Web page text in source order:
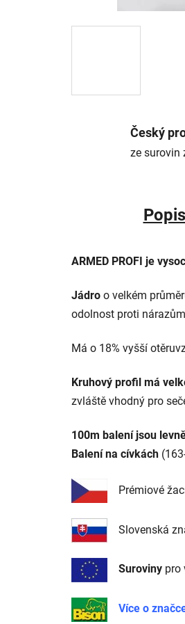
Český
ze surovin
Popis
ARMED PROFI je
Jádro o velkém
odolnost proti
Má o 18% vyšší
Kruhový profil má
zvláště vhodný pro
100m balení jsou
Balení na cívkách
Prémiové
Slovenská
Suroviny pro
Více o